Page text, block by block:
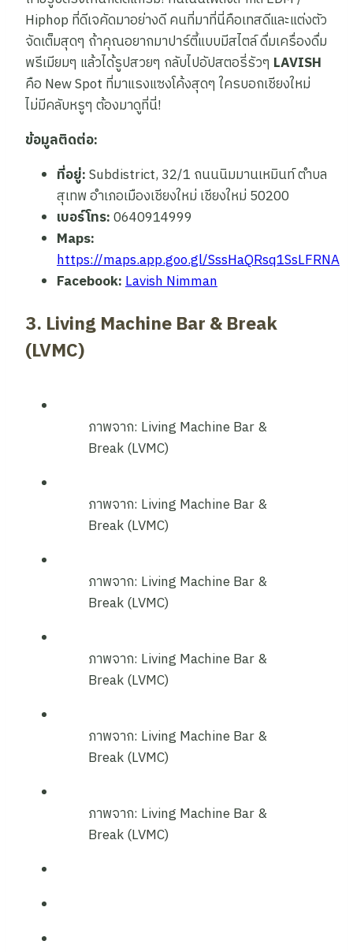
Hiphop ที่ดีเจคัดมาอย่างดี คนที่มาที่นี่คือเทสดีและแต่งตัว
จัดเต็มสุดๆ ถ้าคุณอยากมาปาร์ตี้แบบมีสไตล์ ดื่มเครื่องดื่ม
พรีเมียมๆ แล้วได้รูปสวยๆ กลับไปอัปสตอรี่รัวๆ LAVISH
คือ New Spot ที่มาแรงแซงโค้งสุดๆ ใครบอกเชียงใหม่
ไม่มีคลับหรูๆ ต้องมาดูที่นี่!
ข้อมูลติดต่อ:
ที่อยู่:Subdistrict, 32/1 ถนนนิมมานเหมินท์ ตำบล
สุเทพ อำเภอเมืองเชียงใหม่ เชียงใหม่ 50200
เบอร์โทร:0640914999
Maps:
https://maps.app.goo.gl/SssHaQRsq1SsLFRNA
Facebook:Lavish Nimman
3. Living Machine Bar & Break
(LVMC)
ภาพจาก: Living Machine Bar &
Break (LVMC)
ภาพจาก: Living Machine Bar &
Break (LVMC)
ภาพจาก: Living Machine Bar &
Break (LVMC)
ภาพจาก: Living Machine Bar &
Break (LVMC)
ภาพจาก: Living Machine Bar &
Break (LVMC)
ภาพจาก: Living Machine Bar &
Break (LVMC)